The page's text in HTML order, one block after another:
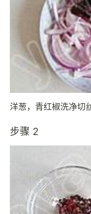
洋葱，青红椒洗净切
步骤 2